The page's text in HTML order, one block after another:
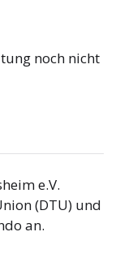
noch nicht
e.V.
(DTU) und
an.